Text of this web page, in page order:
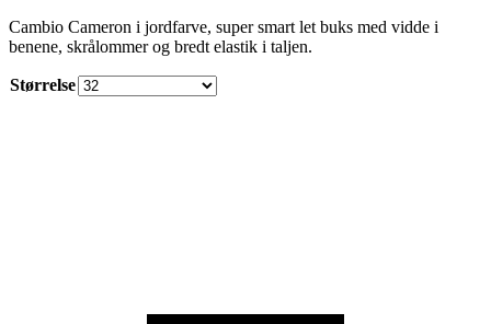
Cambio Cameron i jordfarve, super smart let buks med vidde i
benene, skrålommer og bredt elastik i taljen.
Størrelse